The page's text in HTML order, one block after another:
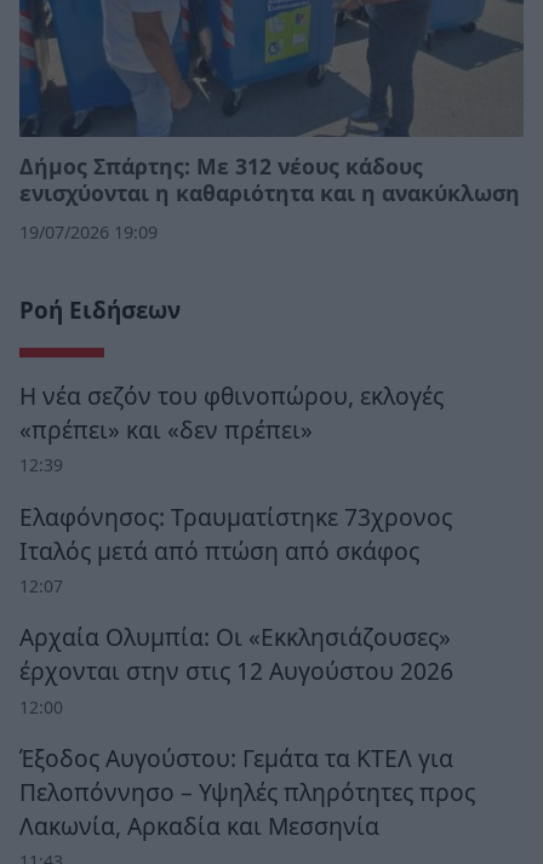
Δήμος Σπάρτης: Με 312 νέους κάδους
ενισχύονται η καθαριότητα και η ανακύκλωση
19/07/2026 19:09
Ροή Ειδήσεων
Η νέα σεζόν του φθινοπώρου, εκλογές
«πρέπει» και «δεν πρέπει»
12:39
Ελαφόνησος: Τραυματίστηκε 73χρονος
Ιταλός μετά από πτώση από σκάφος
12:07
Αρχαία Ολυμπία: Οι «Εκκλησιάζουσες»
έρχονται στην στις 12 Αυγούστου 2026
12:00
Έξοδος Αυγούστου: Γεμάτα τα ΚΤΕΛ για
Πελοπόννησο – Υψηλές πληρότητες προς
Λακωνία, Αρκαδία και Μεσσηνία